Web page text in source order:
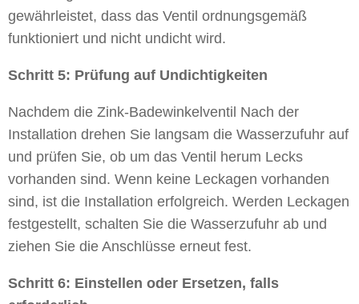
gewährleistet, dass das Ventil ordnungsgemäß
funktioniert und nicht undicht wird.
Schritt 5: Prüfung auf Undichtigkeiten
Nachdem die Zink-Badewinkelventil Nach der
Installation drehen Sie langsam die Wasserzufuhr auf
und prüfen Sie, ob um das Ventil herum Lecks
vorhanden sind. Wenn keine Leckagen vorhanden
sind, ist die Installation erfolgreich. Werden Leckagen
festgestellt, schalten Sie die Wasserzufuhr ab und
ziehen Sie die Anschlüsse erneut fest.
Schritt 6: Einstellen oder Ersetzen, falls